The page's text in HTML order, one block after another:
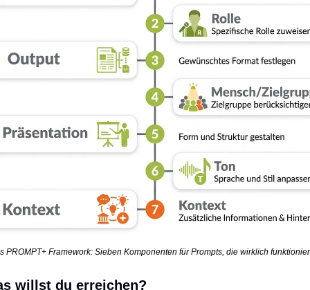
PROMPT+ Framework: Sieben Komponenten für Prompts, die wirklich
willst du erreichen?